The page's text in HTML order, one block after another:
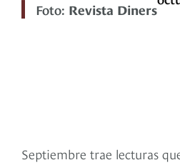
Foto: Revista Diners
Septiembre trae lecturas